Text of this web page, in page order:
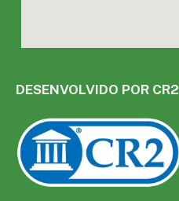
DESENVOLVIDO POR CR2